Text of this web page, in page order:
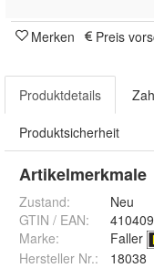
Merken Preis
Produktdetails
Produktsicherheit
Artikelmerkmale
Zustand:
Neu
GTIN / EAN:
Marke:
Faller
Hersteller Nr.:
18038